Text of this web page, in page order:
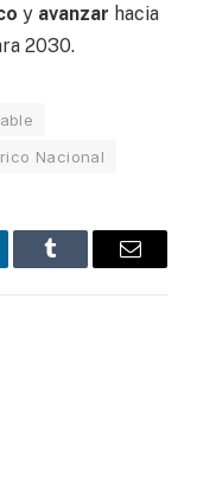
y avanzar hacia
2030.
Nacional
Tumblr Email